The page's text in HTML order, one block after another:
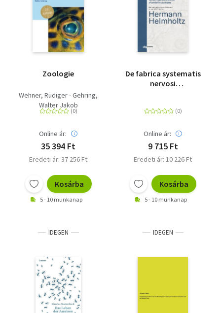
Zoologie
Wehner, Rüdiger - Gehring,
Walter Jakob
Online ár:
35 394 Ft
Eredeti ár: 37 256 Ft
Kosárba
5 - 10 munkanap
De fabrica systematis
nervosi
Dissertation von /
Hermann Helmholtz
Online ár:
9 715 Ft
Eredeti ár: 10 226 Ft
Kosárba
5 - 10 munkanap
IDEGEN IDEGEN